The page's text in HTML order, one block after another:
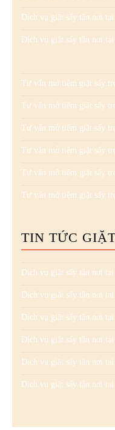
Dịch vụ giặt sấy tận nơi
Dịch vụ giặt sấy tận nơi
Tư vấn mở tiệm giặt sấy
Tư vấn mở tiệm giặt sấy
Tư vấn mở tiệm giặt sấy
Tư vấn mở tiệm giặt sấy
Tư vấn mở tiệm giặt sấy
Tư vấn mở tiệm giặt sấy
TIN TỨC
Dịch vụ giặt sấy tận nơi
Dịch vụ giặt sấy tận nơi
Dịch vụ giặt sấy tận nơi
Dịch vụ giặt sấy tận nơi
Dịch vụ giặt sấy tận nơi
Dịch vụ giặt sấy tận nơi